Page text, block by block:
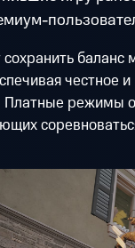
сохранить
честное
Платные режимы